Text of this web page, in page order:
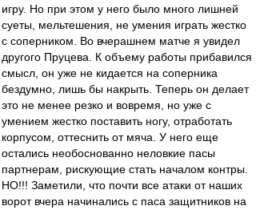
игру. Но при этом у него было много лишней
суеты, мельтешения, не умения играть жестко
с соперником. Во вчерашнем матче я увидел
другого Пруцева. К объему работы прибавился
смысл, он уже не кидается на соперника
бездумно, лишь бы накрыть. Теперь он делает
это не менее резко и вовремя, но уже с
умением жестко поставить ногу, отработать
корпусом, оттеснить от мяча. У него еще
остались необоснованно неловкие пасы
партнерам, рискующие стать началом контры.
НО!!! Заметили, что почти все атаки от наших
ворот вчера начинались с паса защитников на